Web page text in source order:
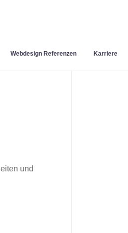
Webdesign Referenzen Karriere
und